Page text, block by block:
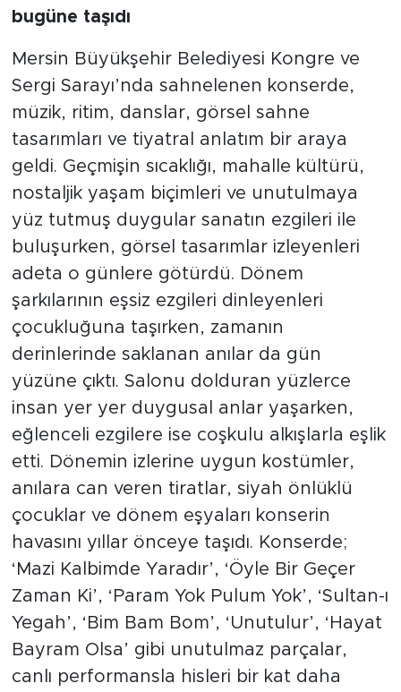
bugüne taşıdı
Mersin Büyükşehir Belediyesi Kongre ve
Sergi Sarayı’nda sahnelenen konserde,
müzik, ritim, danslar, görsel sahne
tasarımları ve tiyatral anlatım bir araya
geldi. Geçmişin sıcaklığı, mahalle kültürü,
nostaljik yaşam biçimleri ve unutulmaya
yüz tutmuş duygular sanatın ezgileri ile
buluşurken, görsel tasarımlar izleyenleri
adeta o günlere götürdü. Dönem
şarkılarının eşsiz ezgileri dinleyenleri
çocukluğuna taşırken, zamanın
derinlerinde saklanan anılar da gün
yüzüne çıktı. Salonu dolduran yüzlerce
insan yer yer duygusal anlar yaşarken,
eğlenceli ezgilere ise coşkulu alkışlarla eşlik
etti. Dönemin izlerine uygun kostümler,
anılara can veren tiratlar, siyah önlüklü
çocuklar ve dönem eşyaları konserin
havasını yıllar önceye taşıdı. Konserde;
‘Mazi Kalbimde Yaradır’, ‘Öyle Bir Geçer
Zaman Ki’, ‘Param Yok Pulum Yok’, ‘Sultan-ı
Yegah’, ‘Bim Bam Bom’, ‘Unutulur’, ‘Hayat
Bayram Olsa’ gibi unutulmaz parçalar,
canlı performansla hisleri bir kat daha